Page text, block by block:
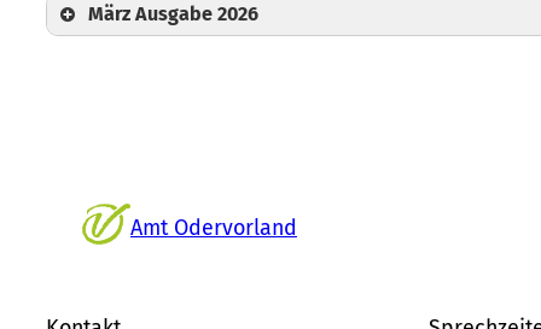
März Ausgabe 2026
Amt Odervorland